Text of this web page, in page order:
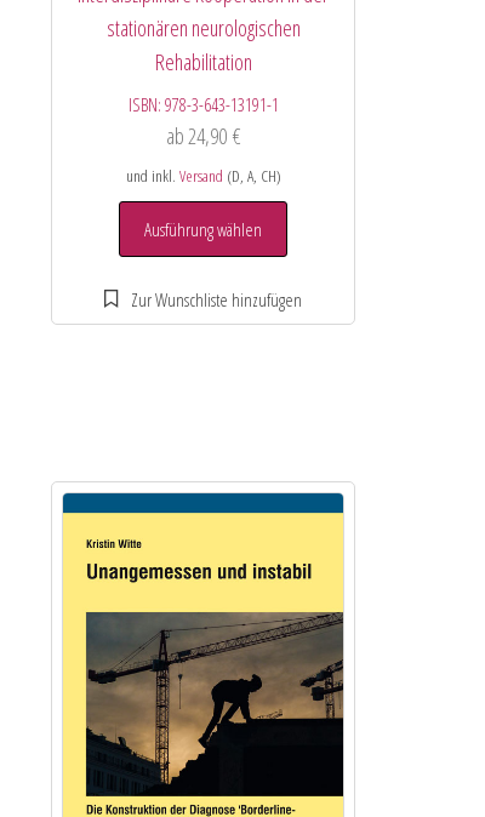
stationären neurologischen
Rehabilitation
ISBN: 978-3-643-13191-1
ab24,90 €
und inkl. Versand (D, A, CH)
Ausführung wählen